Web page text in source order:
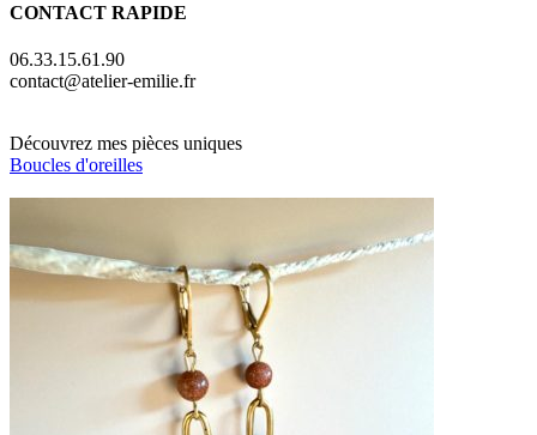
CONTACT RAPIDE
06.33.15.61.90
contact@atelier-emilie.fr
Découvrez mes pièces uniques
Boucles d'oreilles